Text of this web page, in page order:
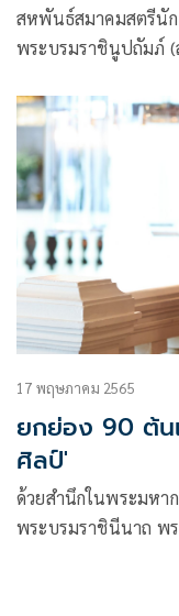
สหพันธ์สมาคมสตรีนัก
พระบรมราชินูปถัมภ์ (
และนักวิชาชีพที่ประส
ต่อไป และเป็นแรงบั
วิชาชีพรุ่นใหม่
17 พฤษภาคม 2565
ยกย่อง 90 ต้น
ศิลป์'
ด้วยสำนึกในพระมหา
พระบรมราชินีนาถ พ